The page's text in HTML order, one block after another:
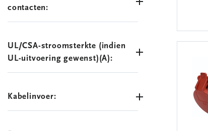
contacten:
UL/CSA-stroomsterkte (indien
UL-uitvoering gewenst)(A):
Kabelinvoer: